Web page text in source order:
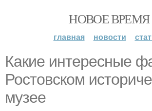
НОВОЕ ВРЕМЯ
главная новости
Какие интересные
Ростовском
музее